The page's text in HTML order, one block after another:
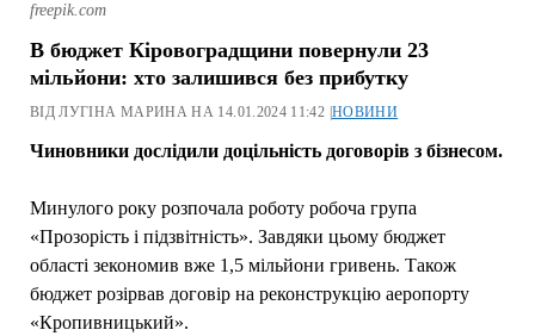
freepik.com
В бюджет Кіровоградщини повернули 23
мільйони: хто залишився без прибутку
ВІД ЛУГІНА МАРИНА НА 14.01.2024 11:42 | НОВИНИ
Чиновники дослідили доцільність договорів з бізнесом.
Минулого року розпочала роботу робоча група
«Прозорість і підзвітність». Завдяки цьому бюджет
області зекономив вже 1,5 мільйони гривень. Також
бюджет розірвав договір на реконструкцію аеропорту
«Кропивницький».